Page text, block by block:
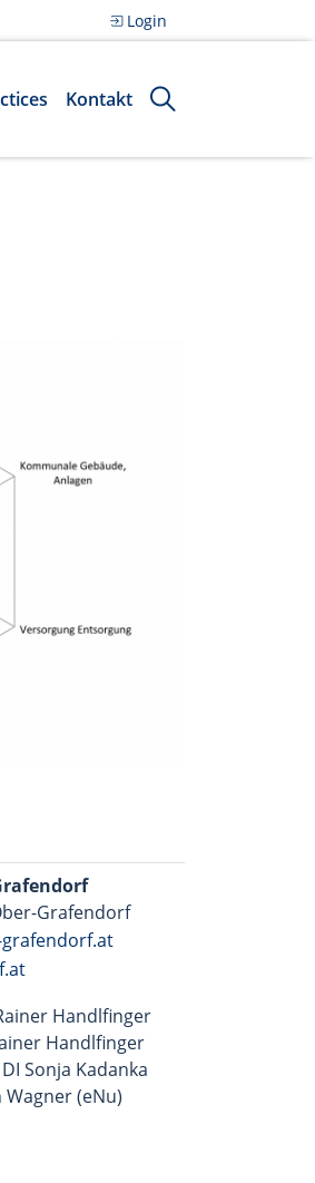
Login
Kontakt
Grafendorf
Handlfinger
Handlfinger
DI Sonja Kadanka
Wagner (eNu)